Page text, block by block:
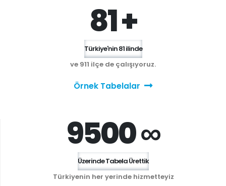
81 +
Türkiye'nin 81 ilinde
ve 911 ilçe de çalışıyoruz.
Örnek Tabelalar
9500 ∞
Üzerinde Tabela Ürettik
Türkiyenin her yerinde hizmetteyiz